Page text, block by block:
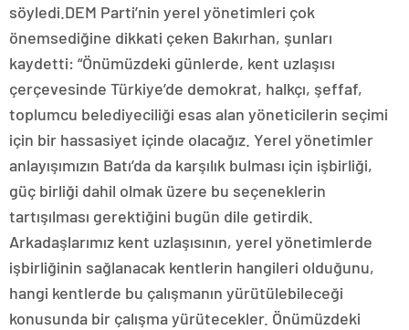
söyledi.DEM Parti’nin yerel yönetimleri çok
önemsediğine dikkati çeken Bakırhan, şunları
kaydetti: “Önümüzdeki günlerde, kent uzlaşısı
çerçevesinde Türkiye’de demokrat, halkçı, şeffaf,
toplumcu belediyeciliği esas alan yöneticilerin seçimi
için bir hassasiyet içinde olacağız. Yerel yönetimler
anlayışımızın Batı’da da karşılık bulması için işbirliği,
güç birliği dahil olmak üzere bu seçeneklerin
tartışılması gerektiğini bugün dile getirdik.
Arkadaşlarımız kent uzlaşısının, yerel yönetimlerde
işbirliğinin sağlanacak kentlerin hangileri olduğunu,
hangi kentlerde bu çalışmanın yürütülebileceği
konusunda bir çalışma yürütecekler. Önümüzdeki